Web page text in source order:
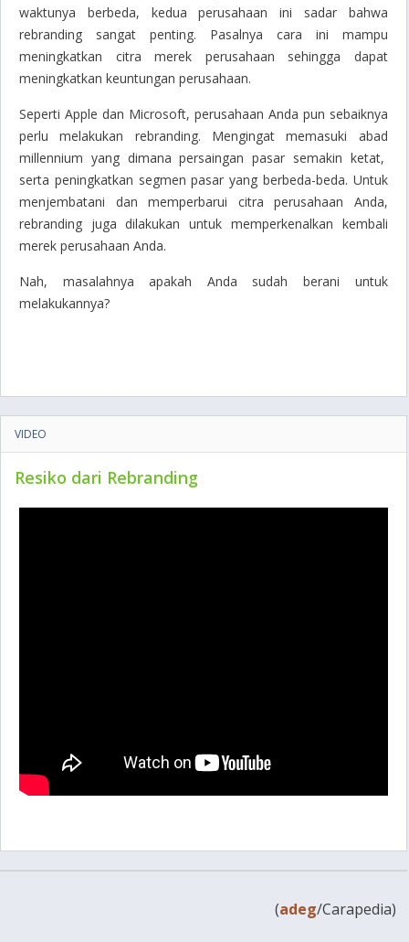
waktunya berbeda, kedua perusahaan ini sadar bahwa
rebranding sangat penting. Pasalnya cara ini mampu
meningkatkan citra merek perusahaan sehingga dapat
meningkatkan keuntungan perusahaan.
Seperti Apple dan Microsoft, perusahaan Anda pun sebaiknya
perlu melakukan rebranding. Mengingat memasuki abad
millennium yang dimana persaingan pasar semakin ketat,
serta peningkatkan segmen pasar yang berbeda-beda. Untuk
menjembatani dan memperbarui citra perusahaan Anda,
rebranding juga dilakukan untuk memperkenalkan kembali
merek perusahaan Anda.
Nah, masalahnya apakah Anda sudah berani untuk
melakukannya?
VIDEO
Resiko dari Rebranding
(adeg/Carapedia)